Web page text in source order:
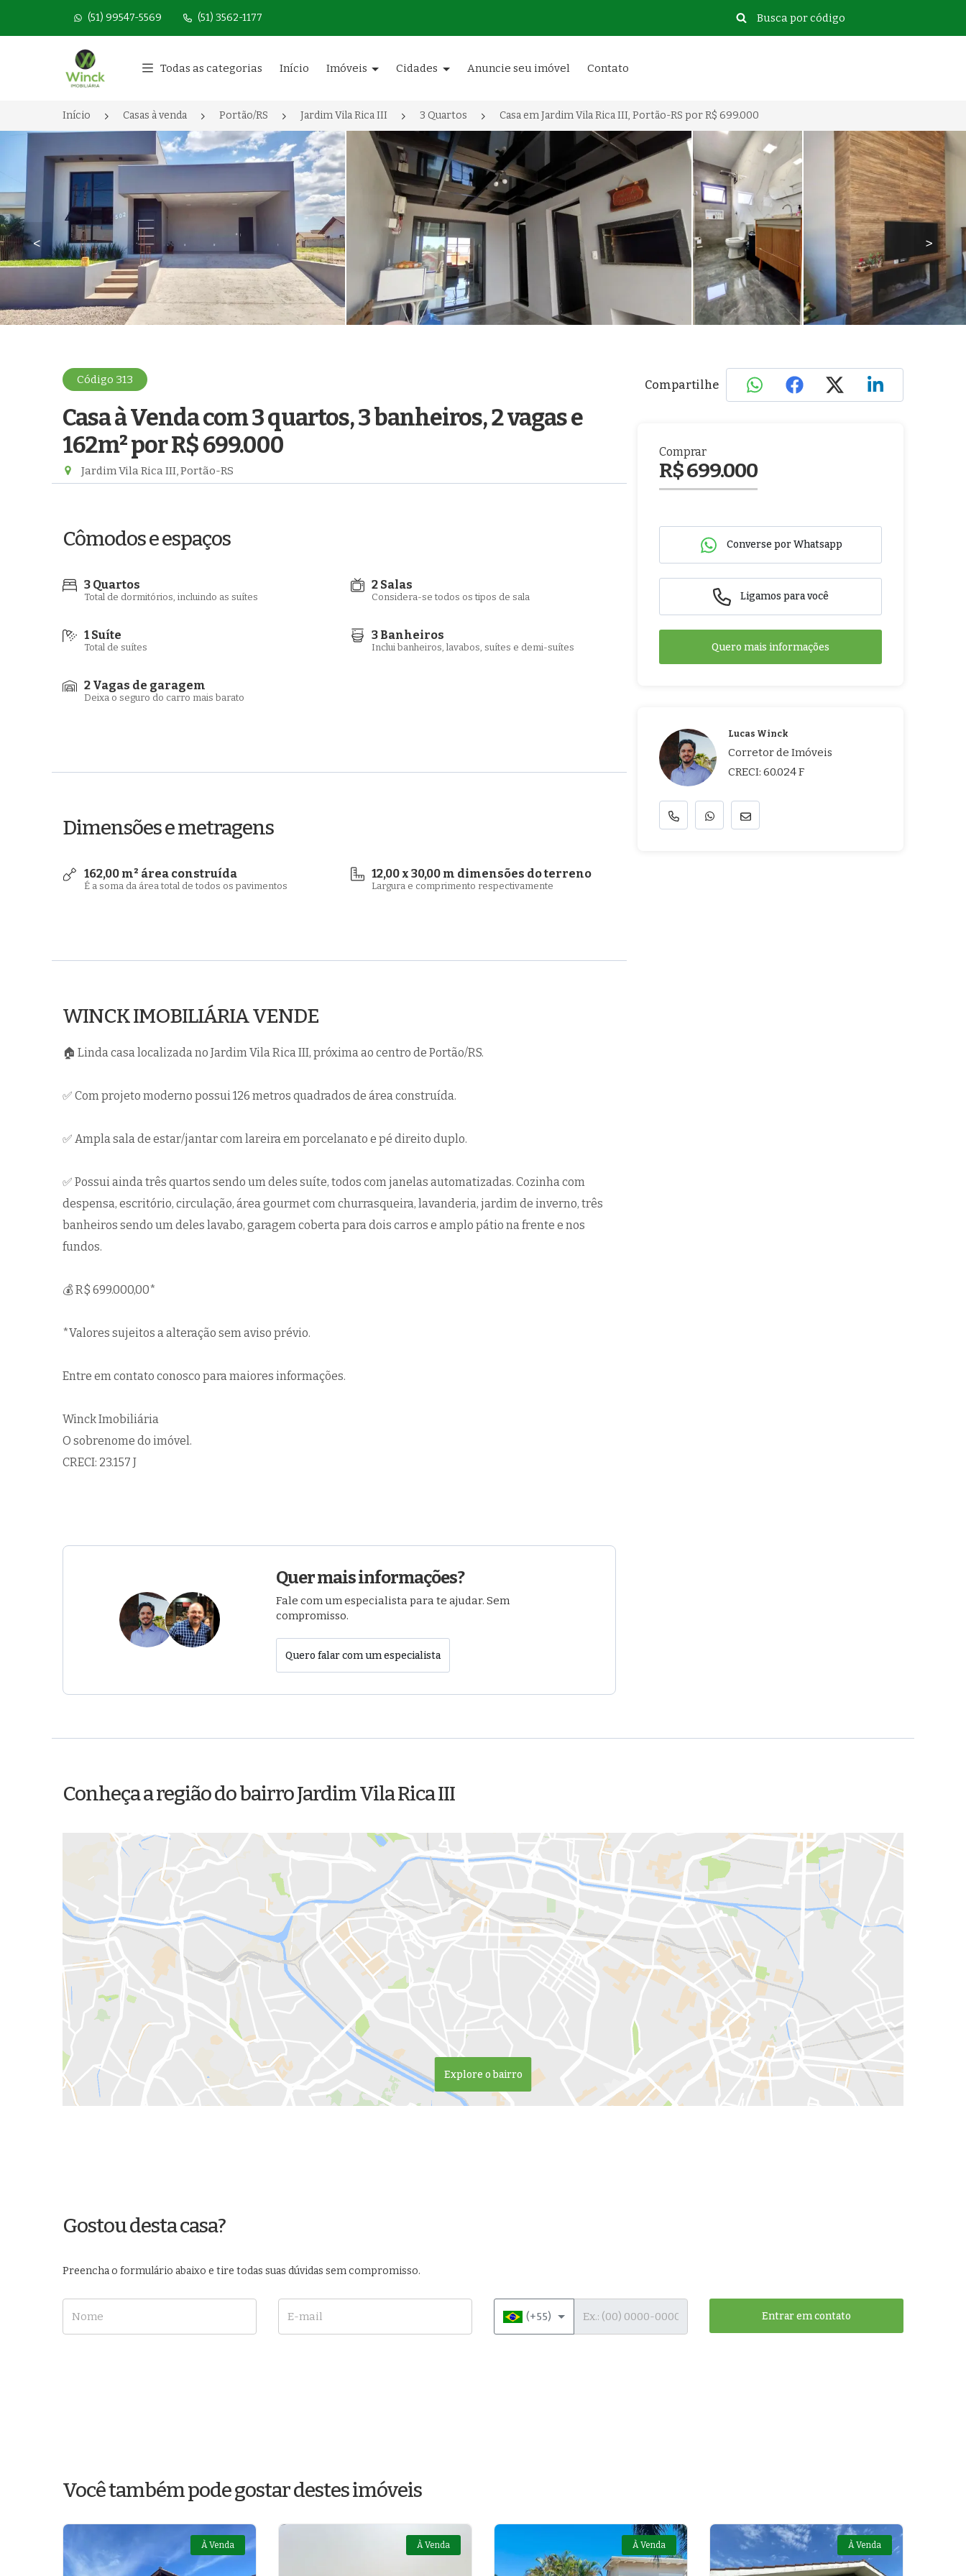
(51) 99547-5569 (51) 3562-1177
Página inicial
Todas as categorias Início Imóveis Cidades Anuncie seu imóvel Contato
Início Casas à venda Portão/RS Jardim Vila Rica III 3 Quartos Casa em Jardim Vila Rica III, Portão-RS por R$ 699.000
< >
Código 313
Casa à Venda com 3 quartos, 3 banheiros, 2 vagas e
162m²por R$ 699.000
Jardim Vila Rica III, Portão-RS
Cômodos e espaços
3 Quartos
Total de dormitórios, incluindo as suítes
2 Salas
Considera-se todos os tipos de sala
1 Suíte
Total de suítes
3 Banheiros
Inclui banheiros, lavabos, suítes e demi-suítes
2 Vagas de garagem
Deixa o seguro do carro mais barato
Dimensões e metragens
162,00 m² área construída
É a soma da área total de todos os pavimentos
12,00 x 30,00 m dimensões do terreno
Largura e comprimento respectivamente
WINCK IMOBILIÁRIA VENDE
🏠 Linda casa localizada no Jardim Vila Rica III, próxima ao centro de Portão/RS.
✅ Com projeto moderno possui 126 metros quadrados de área construída.
✅ Ampla sala de estar/jantar com lareira em porcelanato e pé direito duplo.
✅ Possui ainda três quartos sendo um deles suíte, todos com janelas automatizadas. Cozinha com
despensa, escritório, circulação, área gourmet com churrasqueira, lavanderia, jardim de inverno, três
banheiros sendo um deles lavabo, garagem coberta para dois carros e amplo pátio na frente e nos
fundos.
💰 R$ 699.000,00*
*Valores sujeitos a alteração sem aviso prévio.
Entre em contato conosco para maiores informações.
Winck Imobiliária
O sobrenome do imóvel.
CRECI: 23.157 J
Quer mais informações?
Fale com um especialista para te ajudar. Sem
compromisso.
Quero falar com um especialista
Compartilhe
Comprar
R$ 699.000
Converse por Whatsapp
Ligamos para você
Quero mais informações
Lucas Winck
Corretor de Imóveis
CRECI: 60.024 F
Conheça a região do bairro Jardim Vila Rica III
Explore o bairro
Gostou desta casa?
Preencha o formulário abaixo e tire todas suas dúvidas sem compromisso.
(+55) Entrar em contato
Você também pode gostar destes imóveis
À Venda À Venda À Venda À Venda